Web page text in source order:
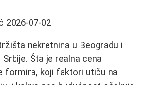
2026-07-02
nekretnina u Beogradu i
Šta je realna cena
formira, koji faktori utiču na